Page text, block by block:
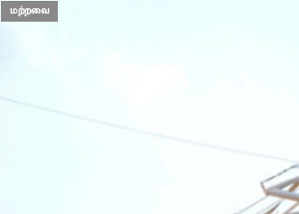
மற்றவை